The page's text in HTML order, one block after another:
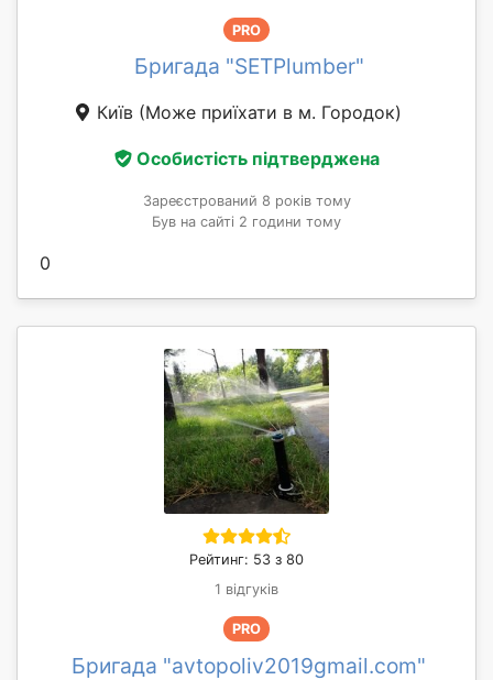
PRO
Бригада "SETPlumber"
Київ (Може приїхати в м. Городок)
Особистість підтверджена
Зареєстрований 8 років тому
Був на сайті 2 години тому
0
Рейтинг: 53 з 80
1 відгуків
PRO
Бригада "avtopoliv2019gmail.com"